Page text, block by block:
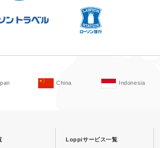
China Indonesia
Loppiサービス一覧